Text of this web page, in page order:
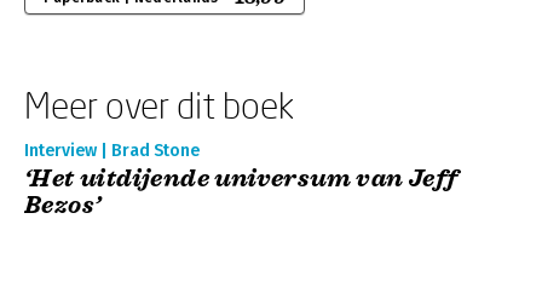
Meer over dit boek
Interview | Brad Stone
‘Het uitdijende universum van Jeff
Bezos’